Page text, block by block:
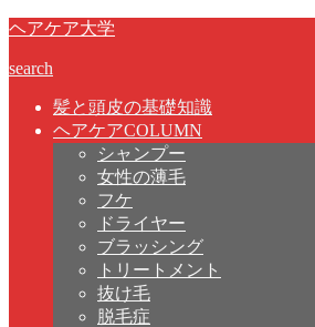
ヘアケア大学
search
髪と頭皮の基礎知識
ヘアケアCOLUMN
シャンプー
女性の薄毛
フケ
ドライヤー
ブラッシング
トリートメント
抜け毛
脱毛症